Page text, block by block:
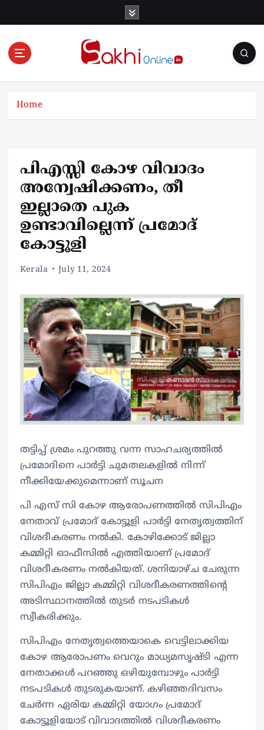
Online News Portal
Home
പിഎസ്സി കോഴ വിവാദം
അന്വേഷിക്കണം, തീ
ഇല്ലാതെ പുക
ഉണ്ടാവില്ലെന്ന് പ്രമോദ്
കോട്ടൂളി
Kerala July 11, 2024
തട്ടിപ്പ് ശ്രമം പുറത്തു വന്ന സാഹചര്യത്തില്‍
പ്രമോദിനെ പാര്‍ട്ടി ചുമതലകളില്‍ നിന്ന്
നീക്കിയേക്കുമെന്നാണ് സൂചന
പി എസ് സി കോഴ ആരോപണത്തിൽ സിപിഎം
നേതാവ് പ്രമോദ് കോട്ടൂളി പാർട്ടി നേതൃത്വത്തിന്
വിശദീകരണം നൽകി. കോഴിക്കോട് ജില്ലാ
കമ്മിറ്റി ഓഫീസിൽ എത്തിയാണ് പ്രമോദ്
വിശദീകരണം നൽകിയത്. ശനിയാഴ്ച ചേരുന്ന
സിപിഎം ജില്ലാ കമ്മിറ്റി വിശദീകരണത്തിന്‍റെ
അടിസ്ഥാനത്തിൽ തുടർ നടപടികൾ
സ്വീകരിക്കും.
സിപിഎം നേതൃത്വത്തെയാകെ വെട്ടിലാക്കിയ
കോഴ ആരോപണം വെറും മാധ്യമസൃഷ്ടി എന്ന
നേതാക്കൾ പറഞ്ഞു ഒഴിയുമ്പോഴും പാർട്ടി
നടപടികൾ തുടരുകയാണ്. കഴിഞ്ഞദിവസം
ചേർന്ന ഏരിയ കമ്മിറ്റി യോഗം പ്രമോദ്
കോട്ടൂളിയോട് വിവാദത്തിൽ വിശദീകരണം